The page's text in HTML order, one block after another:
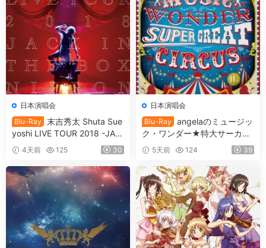
日本演唱会
Blu-Ray
末吉秀太 Shuta Sue
yoshi LIVE TOUR 2018 -JAC
K IN THE BOX -NIPPON BU
DOKAN [BDMV 36.7GB]
4天前 125 30
日本演唱会
Blu-Ray
angelaのミュージッ
ク・ワンダー★特大サーカス
in 日本武道館 ～僕等は目指し
たShangri-La～ 2017 [BDMV
2BD 78.1GB]
5天前 124 39